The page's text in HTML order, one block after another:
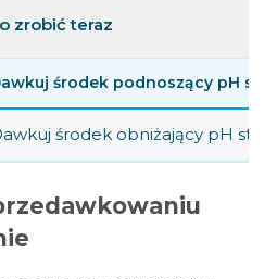
zrobić teraz
środek podnoszący pH
środek obniżający pH